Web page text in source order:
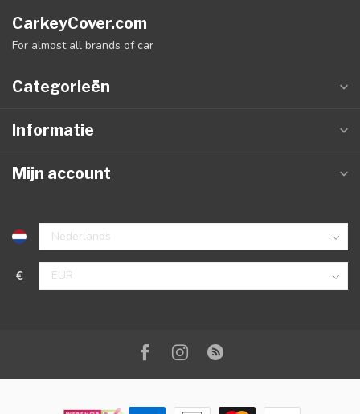
CarkeyCover.com
For almost all brands of car
Categorieën
Informatie
Mijn account
€